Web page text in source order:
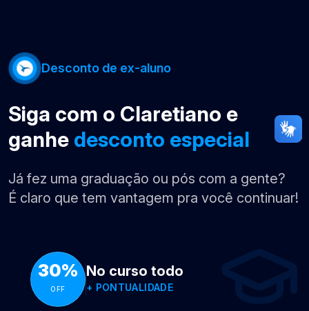
Desconto de ex-aluno
Siga com o Claretiano e
ganhe desconto especial
Já fez uma graduação ou pós com a gente?
É claro que tem vantagem pra você continuar!
30%
OFF
No curso todo
+ PONTUALIDADE